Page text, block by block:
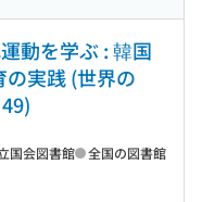
動を学ぶ : 韓国
実践 (世界の
国会図書館 全国の図書館